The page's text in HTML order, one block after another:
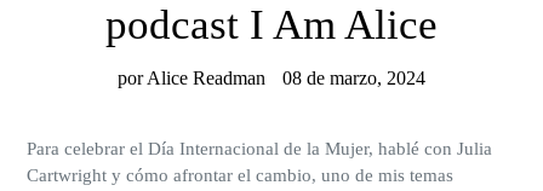
podcast I Am Alice
por Alice Readman 08 de marzo, 2024
Para celebrar el Día Internacional de la Mujer, hablé con Julia
Cartwright y cómo afrontar el cambio, uno de mis temas